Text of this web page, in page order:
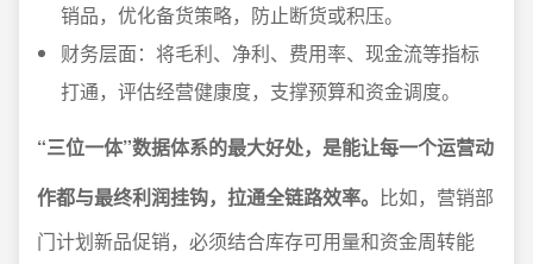
销品，优化备货策略，防止断货或积压。
财务层面：将毛利、净利、费用率、现金流等指标
打通，评估经营健康度，支撑预算和资金调度。
“三位一体”数据体系的最大好处，是能让每一个运营动
作都与最终利润挂钩，拉通全链路效率。 比如，营销部
门计划新品促销，必须结合库存可用量和资金周转能